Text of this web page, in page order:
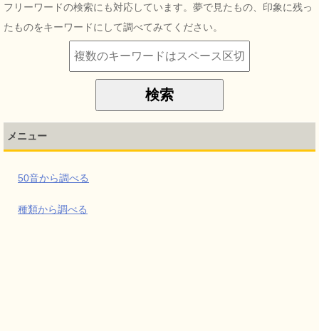
フリーワードの検索にも対応しています。夢で見たもの、印象に残っ
たものをキーワードにして調べてみてください。
メニュー
50音から調べる
種類から調べる